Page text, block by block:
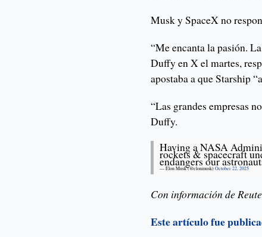
Musk y SpaceX no
“Me encanta la pasión.
Duffy en X el martes,
apostaba a que Starship
“Las grandes empresas
Duffy.
Having a NASA
rockets & spacecraft
endangers our
— Elon Musk (@elonmusk)October 22, 2025
Con información de
Este artículo fue